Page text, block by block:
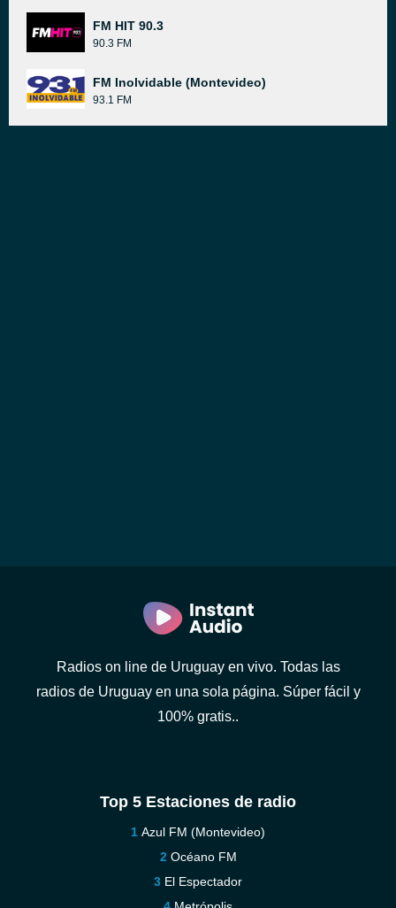
FM HIT 90.3
90.3 FM
FM Inolvidable (Montevideo)
93.1 FM
Radios on line de Uruguay en vivo. Todas las
radios de Uruguay en una sola página. Súper fácil y
100% gratis..
Top 5 Estaciones de radio
Azul FM (Montevideo)
Océano FM
El Espectador